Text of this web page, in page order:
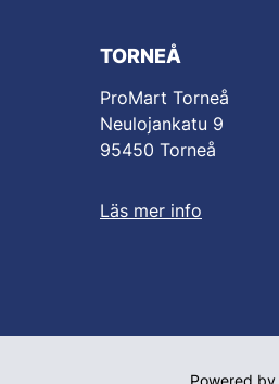
TORNEÅ
ProMart Torneå
Neulojankatu 9
95450 Torneå
Läs mer info